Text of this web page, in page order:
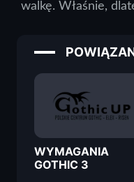
walkę. Właśnie,
WYMAGANIA
GOTHIC 3